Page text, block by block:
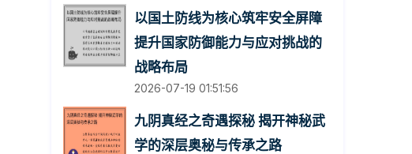
以国土防线为核心筑牢安全屏障
提升国家防御能力与应对挑战的
战略布局
2026-07-19 01:51:56
九阴真经之奇遇探秘 揭开神秘武
学的深层奥秘与传承之路